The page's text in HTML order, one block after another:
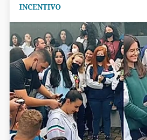
INCENTIVO